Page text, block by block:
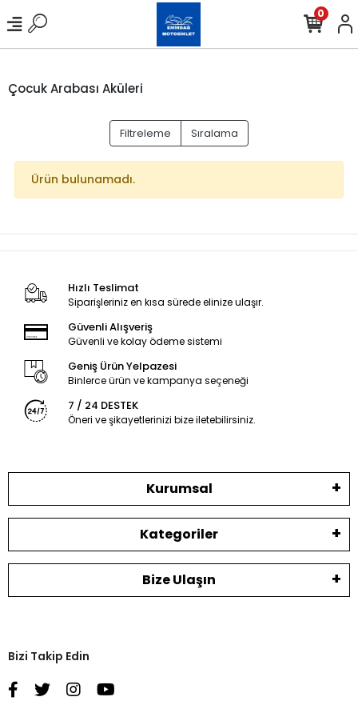
0
Çocuk Arabası Aküleri
Filtreleme Sıralama
Ürün bulunamadı.
Hızlı Teslimat
Siparişleriniz en kısa sürede elinize ulaşır.
Güvenli Alışveriş
Güvenli ve kolay ödeme sistemi
Geniş Ürün Yelpazesi
Binlerce ürün ve kampanya seçeneği
7 / 24 DESTEK
Öneri ve şikayetlerinizi bize iletebilirsiniz.
Kurumsal
Kategoriler
Bize Ulaşın
Bizi Takip Edin